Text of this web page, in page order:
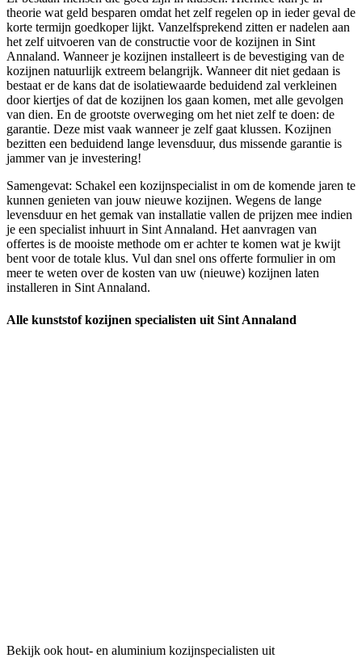
theorie wat geld besparen omdat het zelf regelen op in ieder geval de
korte termijn goedkoper lijkt. Vanzelfsprekend zitten er nadelen aan
het zelf uitvoeren van de constructie voor de kozijnen in Sint
Annaland. Wanneer je kozijnen installeert is de bevestiging van de
kozijnen natuurlijk extreem belangrijk. Wanneer dit niet gedaan is
bestaat er de kans dat de isolatiewaarde beduidend zal verkleinen
door kiertjes of dat de kozijnen los gaan komen, met alle gevolgen
van dien. En de grootste overweging om het niet zelf te doen: de
garantie. Deze mist vaak wanneer je zelf gaat klussen. Kozijnen
bezitten een beduidend lange levensduur, dus missende garantie is
jammer van je investering!
Samengevat: Schakel een kozijnspecialist in om de komende jaren te
kunnen genieten van jouw nieuwe kozijnen. Wegens de lange
levensduur en het gemak van installatie vallen de prijzen mee indien
je een specialist inhuurt in Sint Annaland. Het aanvragen van
offertes is de mooiste methode om er achter te komen wat je kwijt
bent voor de totale klus. Vul dan snel ons offerte formulier in om
meer te weten over de kosten van uw (nieuwe) kozijnen laten
installeren in Sint Annaland.
Alle kunststof kozijnen specialisten uit Sint Annaland
Bekijk ook hout- en aluminium kozijnspecialisten uit